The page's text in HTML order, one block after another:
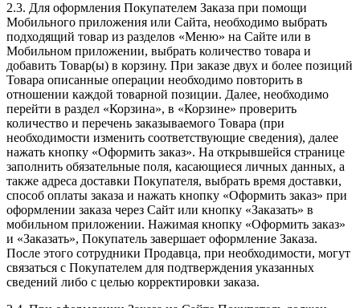
2.3. Для оформления Покупателем Заказа при помощи
Мобильного приложения или Сайта, необходимо выбрать
подходящий товар из разделов «Меню» на Сайте или в
Мобильном приложении, выбрать количество товара и
добавить Товар(ы) в корзину. При заказе двух и более позиций
Товара описанные операции необходимо повторить в
отношении каждой товарной позиции. Далее, необходимо
перейти в раздел «Корзина», в «Корзине» проверить
количество и перечень заказываемого Товара (при
необходимости изменить соответствующие сведения), далее
нажать кнопку «Оформить заказ». На открывшейся странице
заполнить обязательные поля, касающиеся личных данных, а
также адреса доставки Покупателя, выбрать время доставки,
способ оплаты заказа и нажать кнопку «Оформить заказ» при
оформлении заказа через Сайт или кнопку «Заказать» в
мобильном приложении. Нажимая кнопку «Оформить заказ»
и «Заказать», Покупатель завершает оформление Заказа.
После этого сотрудники Продавца, при необходимости, могут
связаться с Покупателем для подтверждения указанных
сведений либо с целью корректировки заказа.